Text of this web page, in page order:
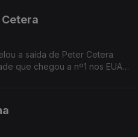
Cetera
a saída de Peter Cetera
que chegou a nº1 nos EUA